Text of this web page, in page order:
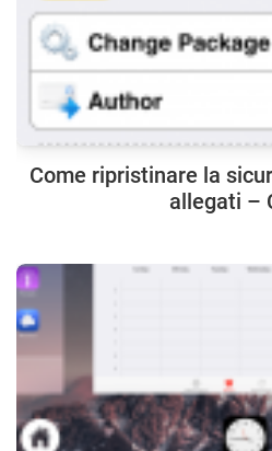
Come ripristinare la
allegati –